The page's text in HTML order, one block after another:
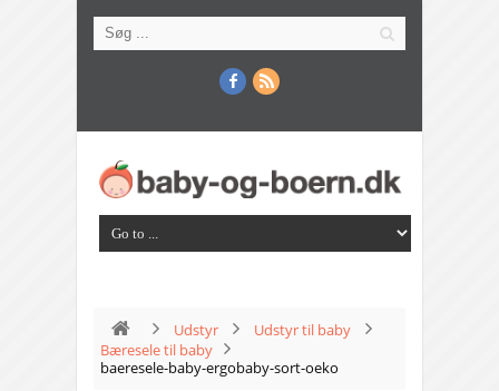
Udstyr
Udstyr til baby
Bæresele til baby
baeresele-baby-ergobaby-sort-oeko